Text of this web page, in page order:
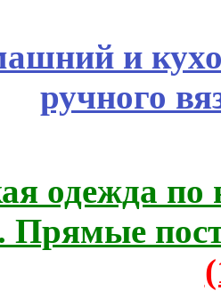
и
ручного
одежда
Прямые